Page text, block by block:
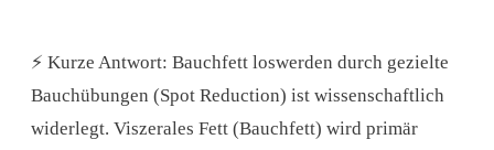
⚡ Kurze Antwort: Bauchfett loswerden durch gezielte
Bauchübungen (Spot Reduction) ist wissenschaftlich
widerlegt. Viszerales Fett (Bauchfett) wird primär